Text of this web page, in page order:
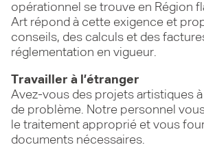
opérationnel se trouve en Région
Art répond à cette exigence et
conseils, des calculs et des
réglementation en vigueur.
Travailler à l’étranger
Avez-vous des projets artistiques à
de problème. Notre personnel
le traitement approprié et vous
documents nécessaires.